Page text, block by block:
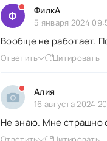
Ф ФилкА
5 января 2024
Вообще не работает.
Ответить Цитировать
Алия
16 августа 2024
Не знаю. Мне страшно